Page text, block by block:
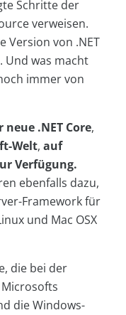
Schritte der
verweisen.
Version von .NET
was macht
immer von
neue .NET Core,
Welt, auf
Verfügung.
ebenfalls dazu,
Framework für
und Mac OSX
die bei der
die Windows-